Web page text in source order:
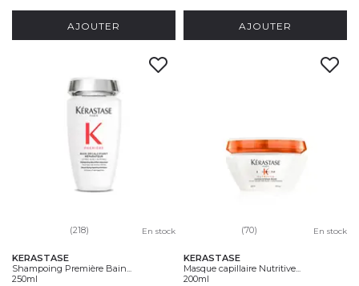
AJOUTER AJOUTER
(218) En stock
KERASTASE
Shampoing Première Bain...
250ml
(70) En stock
KERASTASE
Masque capillaire Nutritive...
200ml